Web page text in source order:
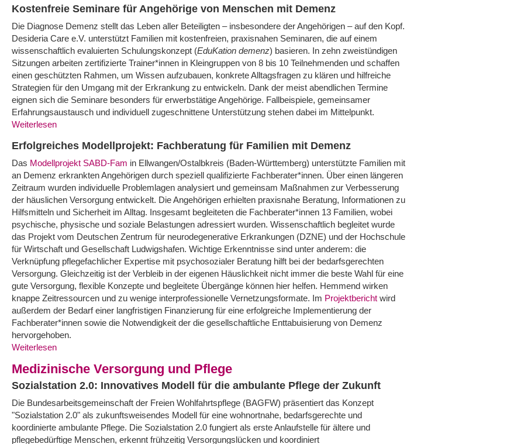
Kostenfreie Seminare für Angehörige von Menschen mit Demenz
Die Diagnose Demenz stellt das Leben aller Beteiligten – insbesondere der Angehörigen – auf den Kopf.
Desideria Care e.V. unterstützt Familien mit kostenfreien, praxisnahen Seminaren, die auf einem
wissenschaftlich evaluierten Schulungskonzept (EduKation demenz) basieren. In zehn zweistündigen
Sitzungen arbeiten zertifizierte Trainer*innen in Kleingruppen von 8 bis 10 Teilnehmenden und schaffen
einen geschützten Rahmen, um Wissen aufzubauen, konkrete Alltagsfragen zu klären und hilfreiche
Strategien für den Umgang mit der Erkrankung zu entwickeln. Dank der meist abendlichen Termine
eignen sich die Seminare besonders für erwerbstätige Angehörige. Fallbeispiele, gemeinsamer
Erfahrungsaustausch und individuell zugeschnittene Unterstützung stehen dabei im Mittelpunkt.
Weiterlesen
Erfolgreiches Modellprojekt: Fachberatung für Familien mit Demenz
Das Modellprojekt SABD-Fam in Ellwangen/Ostalbkreis (Baden-Württemberg) unterstützte Familien mit
an Demenz erkrankten Angehörigen durch speziell qualifizierte Fachberater*innen. Über einen längeren
Zeitraum wurden individuelle Problemlagen analysiert und gemeinsam Maßnahmen zur Verbesserung
der häuslichen Versorgung entwickelt. Die Angehörigen erhielten praxisnahe Beratung, Informationen zu
Hilfsmitteln und Sicherheit im Alltag. Insgesamt begleiteten die Fachberater*innen 13 Familien, wobei
psychische, physische und soziale Belastungen adressiert wurden. Wissenschaftlich begleitet wurde
das Projekt vom Deutschen Zentrum für neurodegenerative Erkrankungen (DZNE) und der Hochschule
für Wirtschaft und Gesellschaft Ludwigshafen. Wichtige Erkenntnisse sind unter anderem: die
Verknüpfung pflegefachlicher Expertise mit psychosozialer Beratung hilft bei der bedarfsgerechten
Versorgung. Gleichzeitig ist der Verbleib in der eigenen Häuslichkeit nicht immer die beste Wahl für eine
gute Versorgung, flexible Konzepte und begleitete Übergänge können hier helfen. Hemmend wirken
knappe Zeitressourcen und zu wenige interprofessionelle Vernetzungsformate. Im Projektbericht wird
außerdem der Bedarf einer langfristigen Finanzierung für eine erfolgreiche Implementierung der
Fachberater*innen sowie die Notwendigkeit der die gesellschaftliche Enttabuisierung von Demenz
hervorgehoben.
Weiterlesen
Medizinische Versorgung und Pflege
Sozialstation 2.0: Innovatives Modell für die ambulante Pflege der Zukunft
Die Bundesarbeitsgemeinschaft der Freien Wohlfahrtspflege (BAGFW) präsentiert das Konzept
"Sozialstation 2.0" als zukunftsweisendes Modell für eine wohnortnahe, bedarfsgerechte und
koordinierte ambulante Pflege. Die Sozialstation 2.0 fungiert als erste Anlaufstelle für ältere und
pflegebedürftige Menschen, erkennt frühzeitig Versorgungslücken und koordiniert